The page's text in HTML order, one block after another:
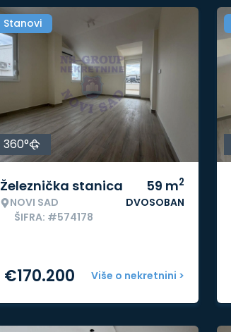
Stanovi
360°
Železnička stanica
NOVI SAD
ŠIFRA: #574178
59 m2
DVOSOBAN
Više o nekretnini >
€170.200